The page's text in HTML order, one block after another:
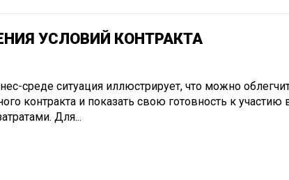
УСЛОВИЙ КОНТРАКТА
среде ситуация иллюстрирует, что можно
контракта и показать свою готовность к участию
Для...